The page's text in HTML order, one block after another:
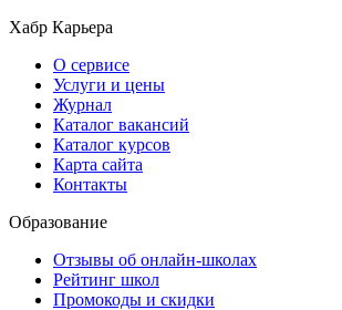
Хабр Карьера
О сервисе
Услуги и цены
Журнал
Каталог вакансий
Каталог курсов
Карта сайта
Контакты
Образование
Отзывы об онлайн-школах
Рейтинг школ
Промокоды и скидки